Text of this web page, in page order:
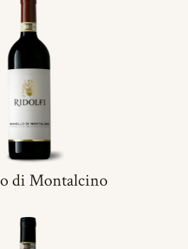
di Montalcino